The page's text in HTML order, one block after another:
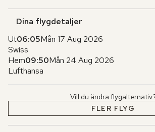
Dina flygdetaljer
Ut06:05Mån 17 Aug 2026
Swiss
Hem09:50Mån 24 Aug 2026
Lufthansa
Vill du ändra
FLER FLYG